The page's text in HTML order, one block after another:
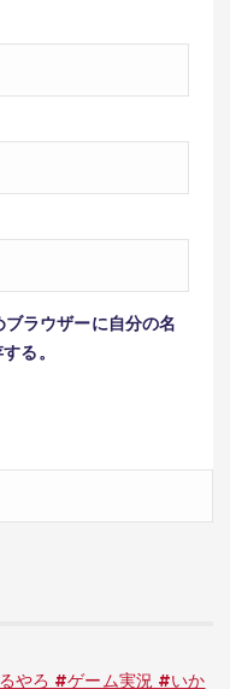
ラウザーに自分の名
る。
やろ #ゲーム実況 #いか